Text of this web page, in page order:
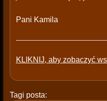
Pani Kamila
KLIKNIJ, aby zobaczyć
Tagi posta: